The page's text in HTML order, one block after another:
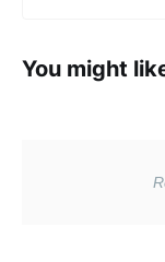
You might